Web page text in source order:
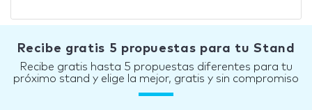
Recibe gratis 5 propuestas para tu Stand
Recibe gratis hasta 5 propuestas diferentes para tu
próximo stand y elige la mejor, gratis y sin compromiso